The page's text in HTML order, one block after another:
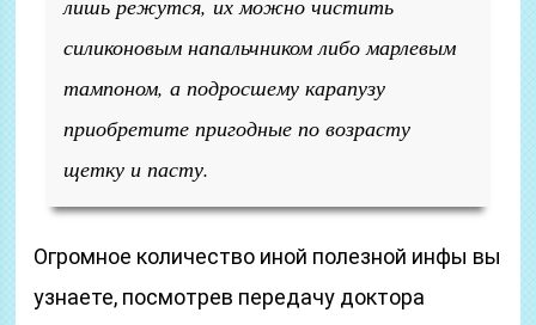
лишь режутся, их можно чистить
силиконовым напальчником либо марлевым
тампоном, а подросшему карапузу
приобретите пригодные по возрасту
щетку и пасту.
Огромное количество иной полезной инфы вы
узнаете, посмотрев передачу доктора